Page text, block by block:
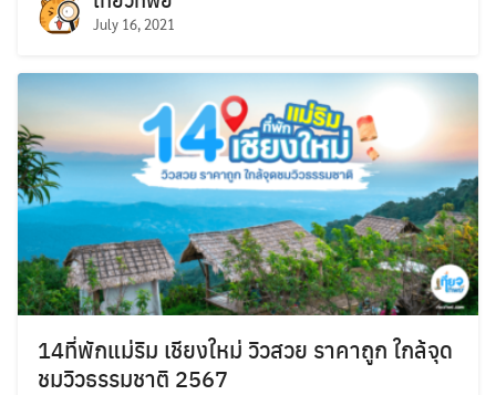
July 16, 2021
14ที่พักแม่ริม เชียงใหม่ วิวสวย ราคาถูก ใกล้จุด
ชมวิวธรรมชาติ 2567